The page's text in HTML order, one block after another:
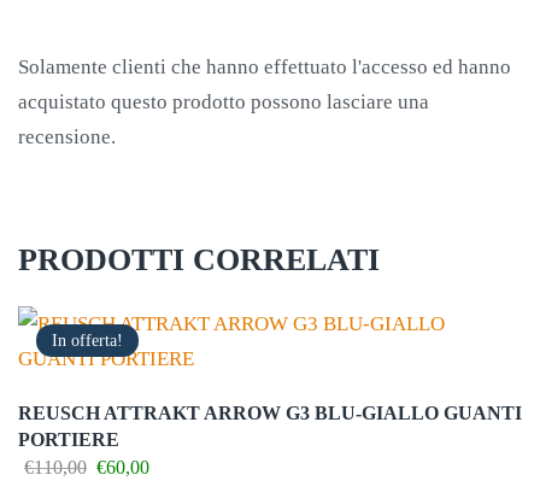
Solamente clienti che hanno effettuato l'accesso ed hanno
acquistato questo prodotto possono lasciare una
recensione.
PRODOTTI CORRELATI
In offerta!
REUSCH ATTRAKT ARROW G3 BLU-GIALLO GUANTI
PORTIERE
€110,00 Il€60,00Il